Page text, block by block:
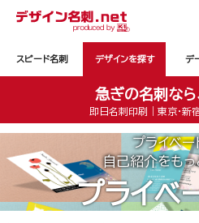
スピード名刺 デザインを探す デ
急ぎの名刺な
即日名刺印刷｜東京・新
プライベー
自己紹介をも
プライベ